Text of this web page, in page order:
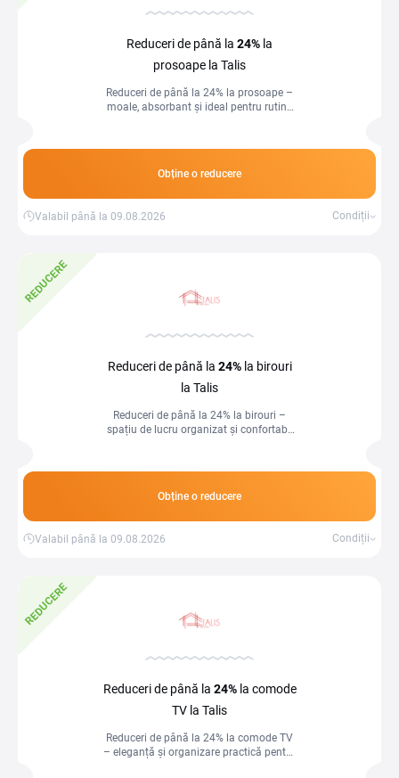
Reduceri de până la 24% la
prosoape la Talis
Reduceri de până la 24% la prosoape –
moale, absorbant și ideal pentru rutina
Obține o reducere
Valabil până la 09.08.2026 Condiții
REDUCERE
Reduceri de până la 24%la birouri
la Talis
Reduceri de până la 24% la birouri –
spațiu de lucru organizat și confortabil
Obține o reducere
Valabil până la 09.08.2026 Condiții
REDUCERE
Reduceri de până la 24%la comode
TV la Talis
Reduceri de până la 24% la comode TV
– eleganță și organizare practică pentru